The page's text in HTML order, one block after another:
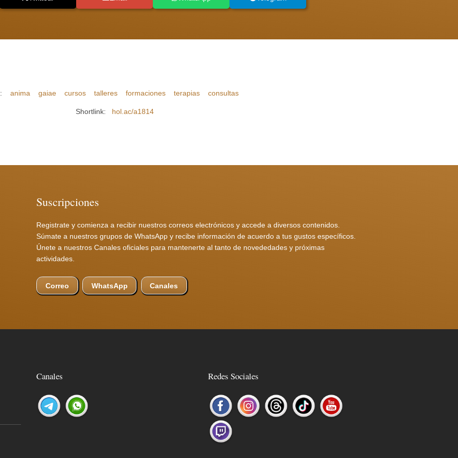
anima gaiae cursos talleres formaciones terapias consultas
Shortlink: hol.ac/a1814
Suscripciones
Registrate y comienza a recibir nuestros correos electrónicos y accede a diversos contenidos.
Súmate a nuestros grupos de WhatsApp y recibe información de acuerdo a tus gustos específicos.
Únete a nuestros Canales oficiales para mantenerte al tanto de novededades y próximas
actividades.
Correo WhatsApp Canales
Canales Redes Sociales